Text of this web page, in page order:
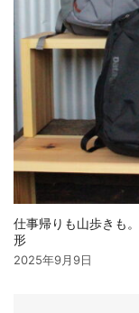
仕事帰りも山歩きも
形
2025年9月9日